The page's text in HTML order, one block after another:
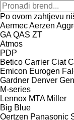
Po ovom zahtjevu
AermecAerzen
GA QAS ZT
Atmos
PDP
Betico Carrier Ciat
Emicon Eurogen
Gardner Denver
M-series
Lennox MTA Miller
Big Blue
Oertzen Panasonic